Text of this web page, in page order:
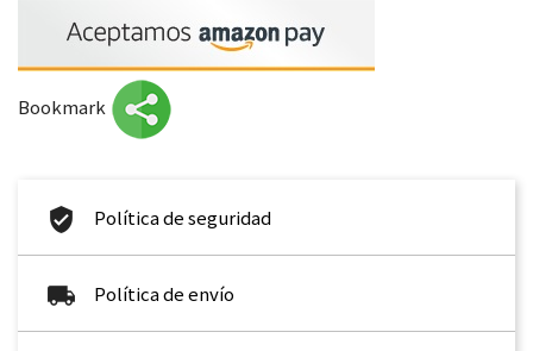
Bookmark
Política de seguridad
Política de envío